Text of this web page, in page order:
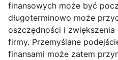
finansowych może być
długoterminowo może
oszczędności i
firmy. Przemyślane
finansami może zatem